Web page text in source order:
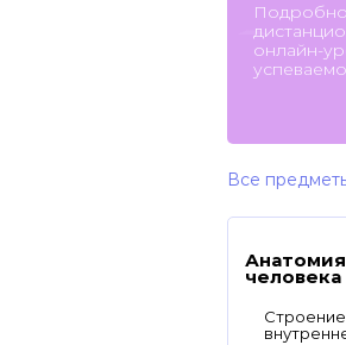
Подробно
онлайн-
Все
человека